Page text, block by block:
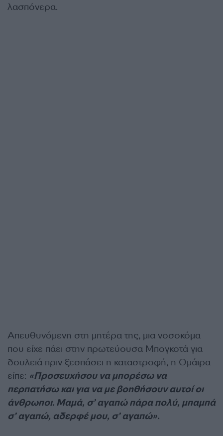
λασπόνερα.
Απευθυνόμενη στη μητέρα της, μια νοσοκόμα
που είχε πάει στην πρωτεύουσα Μπογκοτά για
δουλειά πριν ξεσπάσει η καταστροφή, η Ομάιρα
είπε: «Προσευχήσου να μπορέσω να
περπατήσω και για να με βοηθήσουν αυτοί οι
άνθρωποι. Μαμά, σ’ αγαπώ πάρα πολύ, μπαμπά
σ’ αγαπώ, αδερφέ μου, σ’ αγαπώ».